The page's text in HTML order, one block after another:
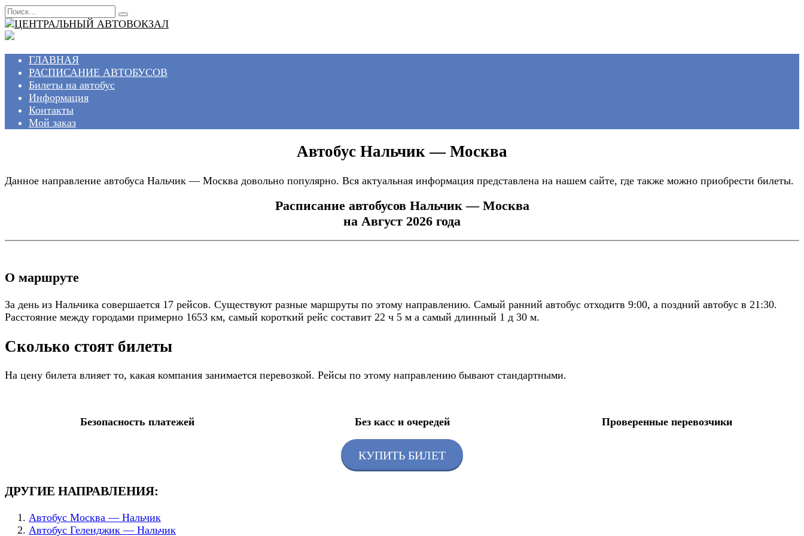
Перейти
к
содержанию
Search
for:
ГЛАВНАЯ
РАСПИСАНИЕ АВТОБУСОВ
Билеты на автобус
Информация
Контакты
Мой заказ
Автобус Нальчик — Москва
Данное направление автобуса Нальчик — Москва довольно популярно. Вся актуальная информация представлена на нашем сайте, где также можно приобрести билеты.
Расписание автобусов Нальчик — Москва
на Август 2026 года
О маршруте
За день из Нальчика совершается 17 рейсов. Существуют разные маршруты по этому направлению. Самый ранний автобус отходитв 9:00, а поздний автобус в 21:30.
Расстояние между городами примерно 1653 км, самый короткий рейс составит 22 ч 5 м а самый длинный 1 д 30 м.
Сколько стоят билеты
На цену билета влияет то, какая компания занимается перевозкой. Рейсы по этому направлению бывают стандартными.
Безопасность платежей Без касс и очередей Проверенные перевозчики
КУПИТЬ БИЛЕТ
ДРУГИЕ НАПРАВЛЕНИЯ:
Автобус Москва — Нальчик
Автобус Геленджик — Нальчик